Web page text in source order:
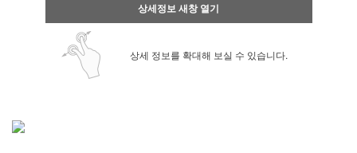
상세정보 새창 열기
상세 정보를 확대해 보실 수 있습니다.